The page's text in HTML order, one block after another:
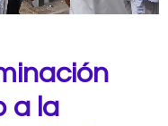
a la